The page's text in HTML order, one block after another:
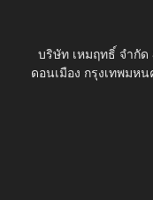
บริษัท เหมฤทธิ์ จำกั
ดอนเมือง กรุงเทพมห